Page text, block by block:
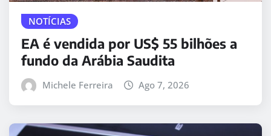
NOTÍCIAS
EA é vendida por US$ 55 bilhões a
fundo da Arábia Saudita
Michele Ferreira Ago 7, 2026